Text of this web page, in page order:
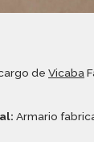
de Vicaba
Armario